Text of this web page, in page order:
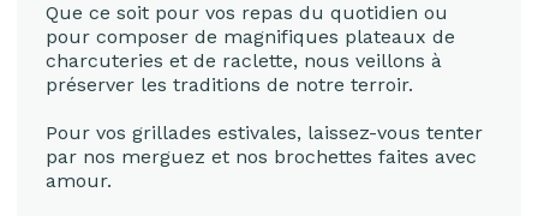
Que ce soit pour vos repas du quotidien ou
pour composer de magnifiques plateaux de
charcuteries et de raclette, nous veillons à
préserver les traditions de notre terroir.
Pour vos grillades estivales, laissez-vous tenter
par nos merguez et nos brochettes faites avec
amour.